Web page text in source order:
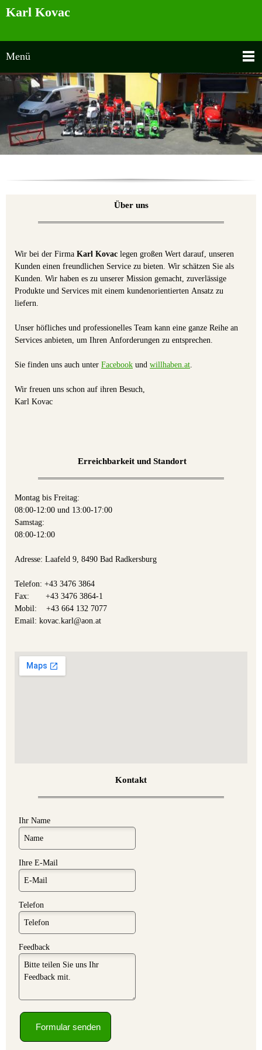
Karl Kovac
Menü
Über uns
Wir bei der Firma Karl Kovac legen großen Wert darauf, unseren
Kunden einen freundlichen Service zu bieten. Wir schätzen Sie als
Kunden. Wir haben es zu unserer Mission gemacht, zuverlässige
Produkte und Services mit einem kundenorientierten Ansatz zu
liefern.
Unser höfliches und professionelles Team kann eine ganze Reihe an
Services anbieten, um Ihren Anforderungen zu entsprechen.
Sie finden uns auch unter Facebook und willhaben.at.
Wir freuen uns schon auf ihren Besuch,
Karl Kovac
Erreichbarkeit und Standort
Montag bis Freitag:
08:00-12:00 und 13:00-17:00
Samstag:
08:00-12:00
Adresse: Laafeld 9, 8490 Bad Radkersburg
Telefon: +43 3476 3864
Fax: +43 3476 3864-1
Mobil: +43 664 132 7077
Email: kovac.karl@aon.at
Kontakt
Ihr Name
Ihre E-Mail
Telefon
Feedback
Formular senden